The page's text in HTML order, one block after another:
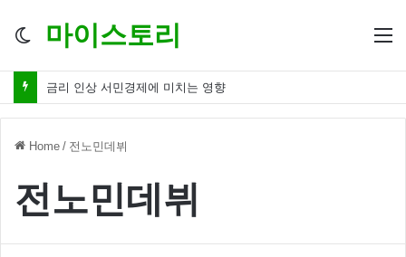
Switch
마이스토리
금리 인상 서민경제에 미치는 영향
Home / 전노민데뷔
전노민데뷔